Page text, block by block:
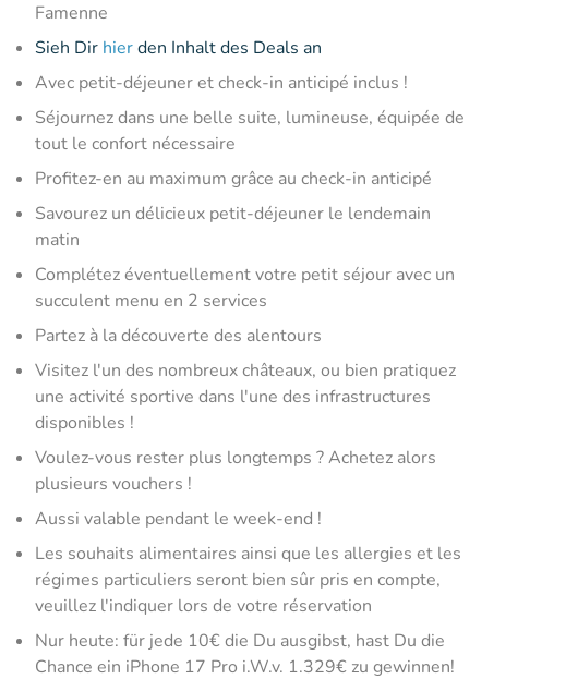
Famenne
Sieh Dir hierden Inhalt des Deals an
Avec petit-déjeuner et check-in anticipé inclus !
Séjournez dans une belle suite, lumineuse, équipée de
tout le confort nécessaire
Profitez-en au maximum grâce au check-in anticipé
Savourez un délicieux petit-déjeuner le lendemain
matin
Complétez éventuellement votre petit séjour avec un
succulent menu en 2 services
Partez à la découverte des alentours
Visitez l'un des nombreux châteaux, ou bien pratiquez
une activité sportive dans l'une des infrastructures
disponibles !
Voulez-vous rester plus longtemps ? Achetez alors
plusieurs vouchers !
Aussi valable pendant le week-end !
Les souhaits alimentaires ainsi que les allergies et les
régimes particuliers seront bien sûr pris en compte,
veuillez l'indiquer lors de votre réservation
Nur heute: für jede 10€ die Du ausgibst, hast Du die
Chance ein iPhone 17 Pro i.W.v. 1.329€ zu gewinnen!